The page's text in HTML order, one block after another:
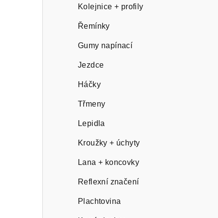
Kolejnice + profily
Řemínky
Gumy napínací
Jezdce
Háčky
Třmeny
Lepidla
Kroužky + úchyty
Lana + koncovky
Reflexní značení
Plachtovina